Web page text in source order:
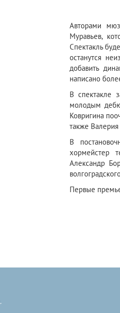
Авторами
Муравьев,
Спектакль
останутся
добавить
написано
В спектакле
молодым
Ковригина
также
В
хормейстер
Александр
Первые
.